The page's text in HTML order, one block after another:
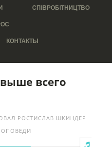
СПІВРОБІТНИЦТВО
КОНТАКТЫ
всего
РОСТИСЛАВ ШКИНДЕР